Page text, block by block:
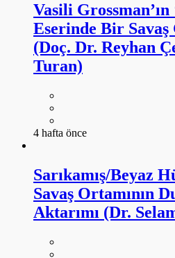
Vasili Grossman’ın
Eserinde Bir
(Doç. Dr. Reyhan
Turan)
4 hafta önce
Sarıkamış/Beyaz
Savaş Ortamının
Aktarımı (Dr.